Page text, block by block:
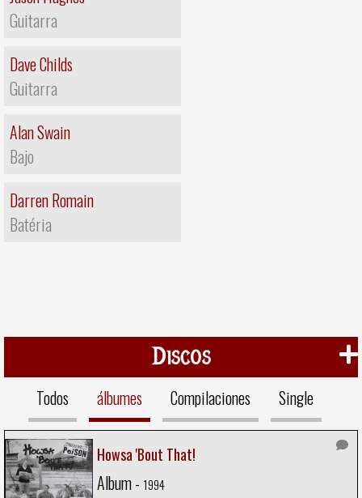
Guitarra
Dave Childs
Guitarra
Alan Swain
Bajo
Darren Romain
Batéria
Discos
Todos álbumes Compilaciones Single
Howsa 'Bout That!
Album - 1994